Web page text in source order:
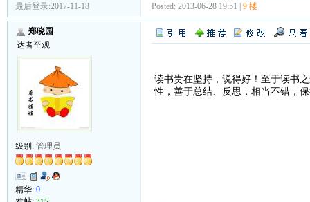
最后登录:2017-11-18
Posted: 2013-06-28 19:51 | 9 楼
郑晓园
达者至观
级别: 管理员
精华: 0
读书贵在坚持，说得好！至于读书
性，善于总结、反思，相当不错，